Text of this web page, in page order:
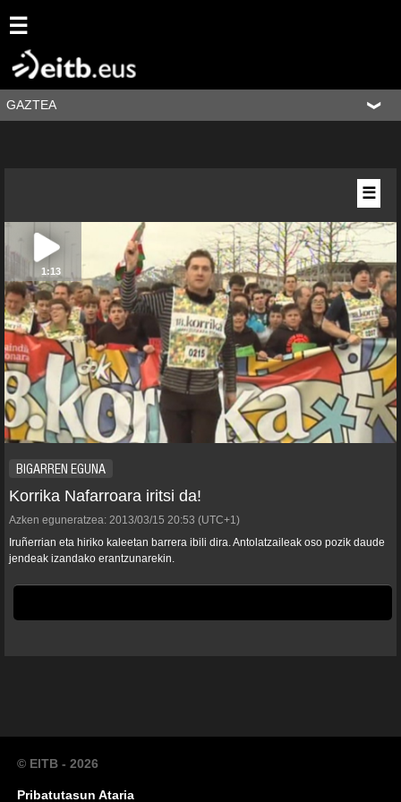
☰
GAZTEA
1:13
BIGARREN EGUNA
Korrika Nafarroara iritsi da!
Azken eguneratzea: 2013/03/15 20:53 (UTC+1)
Iruñerrian eta hiriko kaleetan barrera ibili dira. Antolatzaileak oso pozik daude
jendeak izandako erantzunarekin.
☰
© EITB - 2026
Pribatutasun Ataria